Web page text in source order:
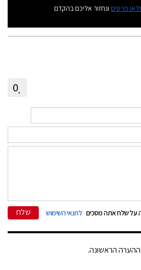
פרטים ונחזור אליכם בהקדם
0
על שלח אתה מסכים לתנאי השימוש שלח
ההערה הראשונה.